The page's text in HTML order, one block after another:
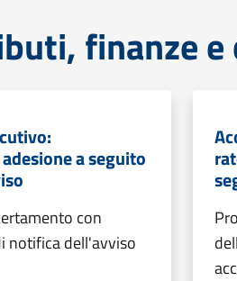
finanze
a seguito
con
notifica dell'avviso